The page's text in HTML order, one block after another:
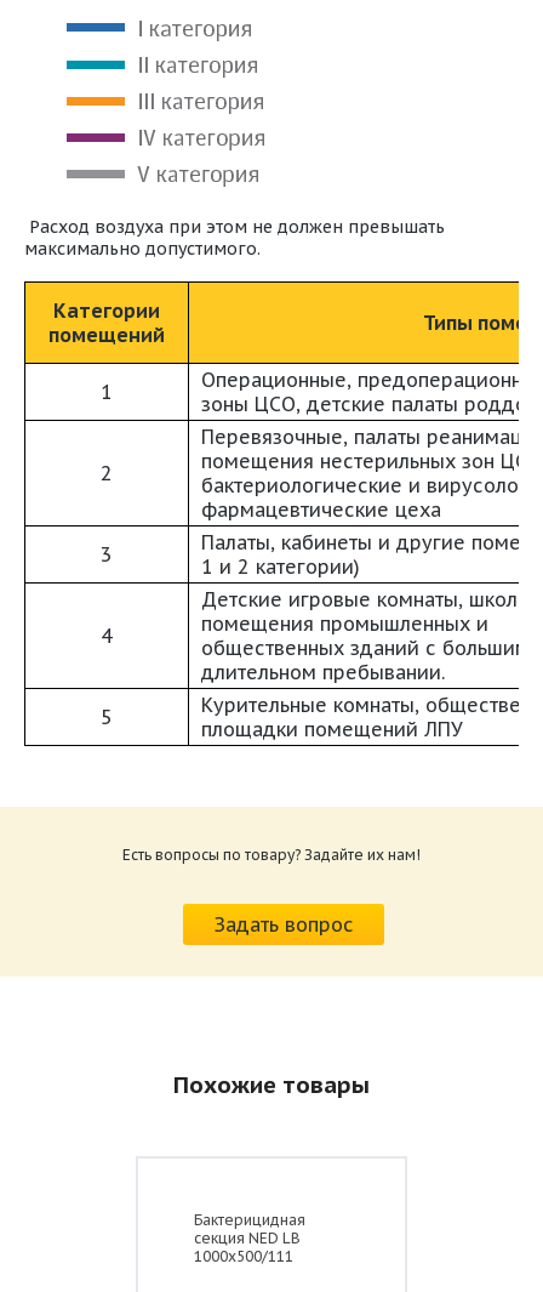
Расход воздуха при этом не должен превышать
максимально допустимого.
Категории
помещений
Типы
1
Операционные,
зоны ЦСО, детские палаты
2
Перевязочные, палаты
помещения нестерильных зон
бактериологические и
фармацевтические цеха
3
Палаты, кабинеты и другие
1 и 2 категории)
4
Детские игровые комнаты,
помещения промышленных и
общественных зданий с большим
длительном пребывании.
5
Курительные комнаты,
площадки помещений ЛПУ
воздуха SBOW.pdf
Есть вопросы по товару? Задайте их нам!
Задать вопрос
Похожие товары
Бактерицидная
секция NED LB
1000x500/111